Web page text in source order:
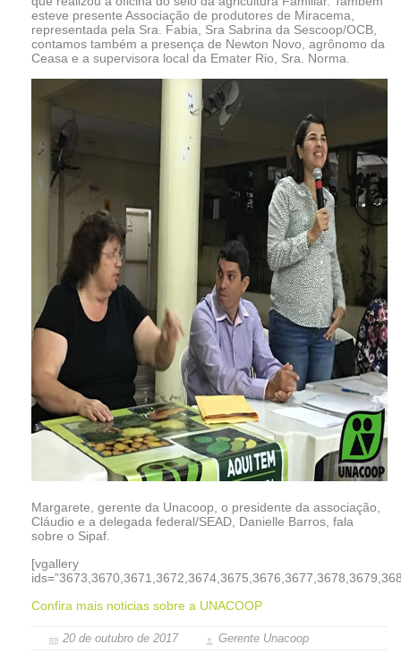
esteve presente Associação de produtores de Miracema,
representada pela Sra. Fabia, Sra Sabrina da Sescoop/OCB,
contamos também a presença de Newton Novo, agrônomo da
Ceasa e a supervisora local da Emater Rio, Sra. Norma.
Margarete, gerente da Unacoop, o presidente da associação,
Cláudio e a delegada federal/SEAD, Danielle Barros, fala
sobre o Sipaf.
[vgallery
Confira mais noticias sobre a UNACOOP
20 de outubro de 2017 Gerente Unacoop